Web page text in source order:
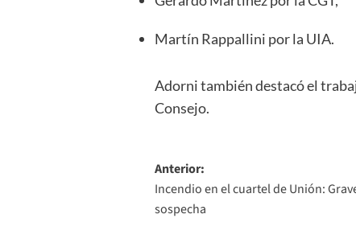
Martín Rappallini por la UIA.
Adorni también destacó el
Consejo.
Navegación
de
entradas
Anterior:
Incendio en el cuartel de Unión:
sospecha